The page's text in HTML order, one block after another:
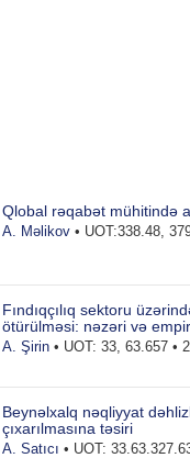
Qlobal rəqabət mühitində
A. Məlikov• UOT:338.48,
Fındıqçılıq sektoru
ötürülməsi: nəzəri və
A. Şirin• UOT: 33, 63.657 •
Beynəlxalq nəqliyyat
çıxarılmasına təsiri
A. Satıcı • UOT: